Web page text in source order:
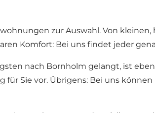
zur Auswahl. Von
Komfort: Bei uns findet jeder
nach Bornholm gelangt, ist
Sie vor. Übrigens: Bei uns